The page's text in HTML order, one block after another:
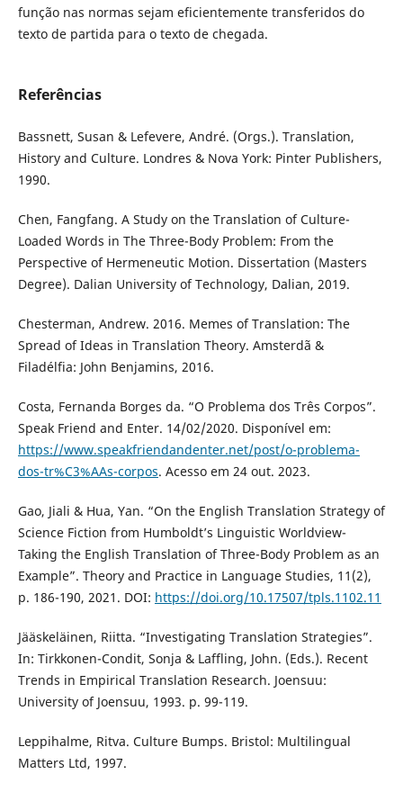
função nas normas sejam eficientemente transferidos do
texto de partida para o texto de chegada.
Referências
Bassnett, Susan & Lefevere, André. (Orgs.). Translation,
History and Culture. Londres & Nova York: Pinter Publishers,
1990.
Chen, Fangfang. A Study on the Translation of Culture-
Loaded Words in The Three-Body Problem: From the
Perspective of Hermeneutic Motion. Dissertation (Masters
Degree). Dalian University of Technology, Dalian, 2019.
Chesterman, Andrew. 2016. Memes of Translation: The
Spread of Ideas in Translation Theory. Amsterdã &
Filadélfia: John Benjamins, 2016.
Costa, Fernanda Borges da. “O Problema dos Três Corpos”.
Speak Friend and Enter. 14/02/2020. Disponível em:
https://www.speakfriendandenter.net/post/o-problema-
dos-tr%C3%AAs-corpos. Acesso em 24 out. 2023.
Gao, Jiali & Hua, Yan. “On the English Translation Strategy of
Science Fiction from Humboldt’s Linguistic Worldview-
Taking the English Translation of Three-Body Problem as an
Example”. Theory and Practice in Language Studies, 11(2),
p. 186-190, 2021. DOI: https://doi.org/10.17507/tpls.1102.11
Jääskeläinen, Riitta. “Investigating Translation Strategies”.
In: Tirkkonen-Condit, Sonja & Laffling, John. (Eds.). Recent
Trends in Empirical Translation Research. Joensuu:
University of Joensuu, 1993. p. 99-119.
Leppihalme, Ritva. Culture Bumps. Bristol: Multilingual
Matters Ltd, 1997.